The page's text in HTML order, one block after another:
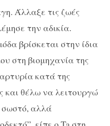
Άλλαξε τις ζωές
την αδικία.
βρίσκεται στην ίδια
στη βιομηχανία της
κατά της
και θέλω να λειτουργώ
σωστό, αλλά